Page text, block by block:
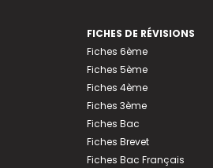
FICHES DE RÉVISIONS
Fiches 6ème
Fiches 5ème
Fiches 4ème
Fiches 3ème
Fiches Bac
Fiches Brevet
Fiches Bac Français